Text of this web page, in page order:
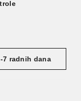
7 radnih dana